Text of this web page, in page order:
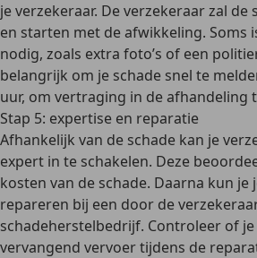
je verzekeraar. De verzekeraar zal de
en starten met de afwikkeling. Soms
nodig, zoals extra foto’s of een
belangrijk om je schade snel te
uur, om vertraging in de afhandeling
Stap 5: expertise en reparatie
Afhankelijk van de schade kan je
expert in te schakelen. Deze
kosten van de schade. Daarna kun je
repareren bij een door de
schadeherstelbedrijf. Controleer of je
vervangend vervoertijdens de